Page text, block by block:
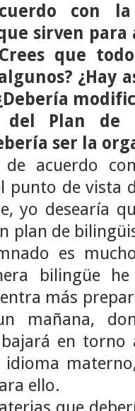
con
sirven
que
¿Hay
del Plan de
ser la
de acuerdo
punto de vista
yo desearía
plan de
es
bilingüe
más
mañana,
en
ello.